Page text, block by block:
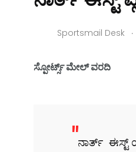
Sportsmail Desk .
ಸ್ಪೋರ್ಟ್ಸ್ ಮೇಲ್ ವರದಿ
ನಾರ್ತ್